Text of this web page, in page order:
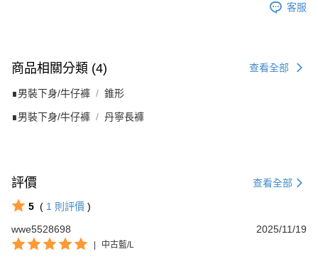
客服
商品相關分類 (4) 查看全部
∎男裝下身/牛仔褲 錐形
∎男裝下身/牛仔褲 丹寧長褲
評價 查看全部
5 ( 1 則評價 )
wwe5528698
2025/11/19
中古藍/L